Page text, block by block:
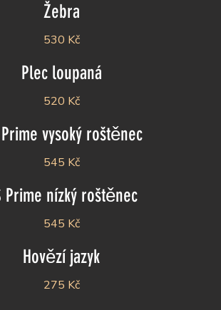
Žebra
530 Kč
Plec loupaná
520 Kč
Prime vysoký roštěnec
545 Kč
Prime nízký roštěnec
545 Kč
Hovězí jazyk
275 Kč